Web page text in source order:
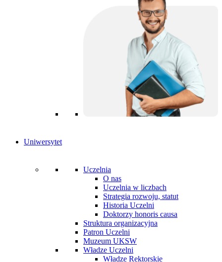
Uniwersytet
Uczelnia
O nas
Uczelnia w liczbach
Strategia rozwoju, statut
Historia Uczelni
Doktorzy honoris causa
Struktura organizacyjna
Patron Uczelni
Muzeum UKSW
Władze Uczelni
Władze Rektorskie